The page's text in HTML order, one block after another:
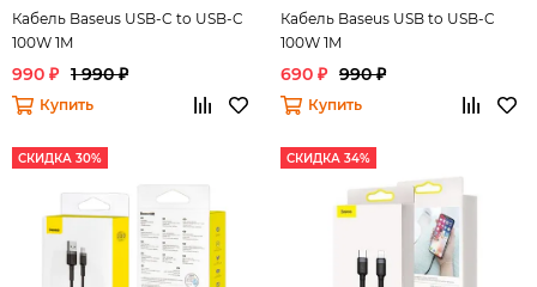
Кабель Baseus USB-C to USB-C
100W 1M
990 ₽ 1 990 ₽
Купить
Кабель Baseus USB to USB-C
100W 1M
690 ₽ 990 ₽
Купить
СКИДКА 30% СКИДКА 34%